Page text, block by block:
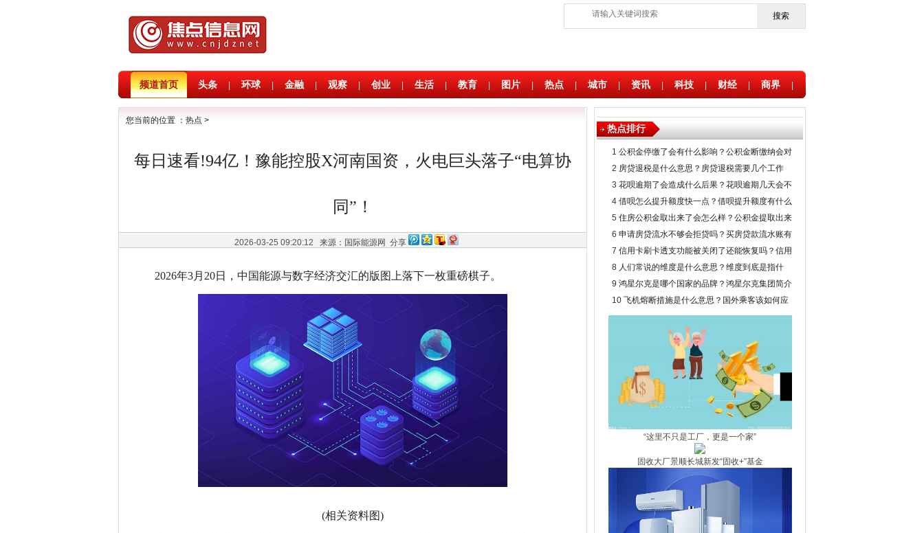
搜索
频道首页 头条 环球 金融 观察 创业 生活 教育 图片 热点 城市 资讯 科技 财经 商界
您当前的位置 ： 热点 >
每日速看!94亿！豫能控股X河南国资，火电巨头落子“电算协
同”！
2026-03-25 09:20:12 来源：国际能源网 分享
2026年3月20日，中国能源与数字经济交汇的版图上落下一枚重磅棋子。
(相关资料图)
热点排行
1 公积金停缴了会有什么影响？公积金断缴纳会对
贷款有影响吗？
2 房贷退税是什么意思？房贷退税需要几个工作
日？在哪查看退税进度
3 花呗逾期了会造成什么后果？花呗逾期几天会不
会影响征信？
4 借呗怎么提升额度快一点？借呗提升额度有什么
技巧？借呗最低额度是多少
5 住房公积金取出来了会怎么样？公积金提取出来
还能贷款吗？
6 申请房贷流水不够会拒贷吗？买房贷款流水账有
什么要求？
7 信用卡刷卡透支功能被关闭了还能恢复吗？信用
卡透支需要注意什么？
8 人们常说的维度是什么意思？维度到底是指什
么？
9 鸿星尔克是哪个国家的品牌？鸿星尔克集团简介
10 飞机熔断措施是什么意思？国外乘客该如何应
对熔断机制？
“这里不只是工厂，更是一个家”
固收大厂景顺长城新发“固收+”基金